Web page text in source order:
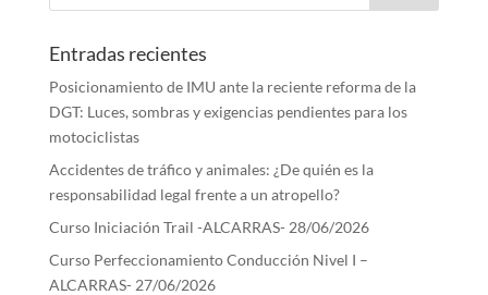
Entradas recientes
Posicionamiento de IMU ante la reciente reforma de la
DGT: Luces, sombras y exigencias pendientes para los
motociclistas
Accidentes de tráfico y animales: ¿De quién es la
responsabilidad legal frente a un atropello?
Curso Iniciación Trail -ALCARRAS- 28/06/2026
Curso Perfeccionamiento Conducción Nivel I –
ALCARRAS- 27/06/2026